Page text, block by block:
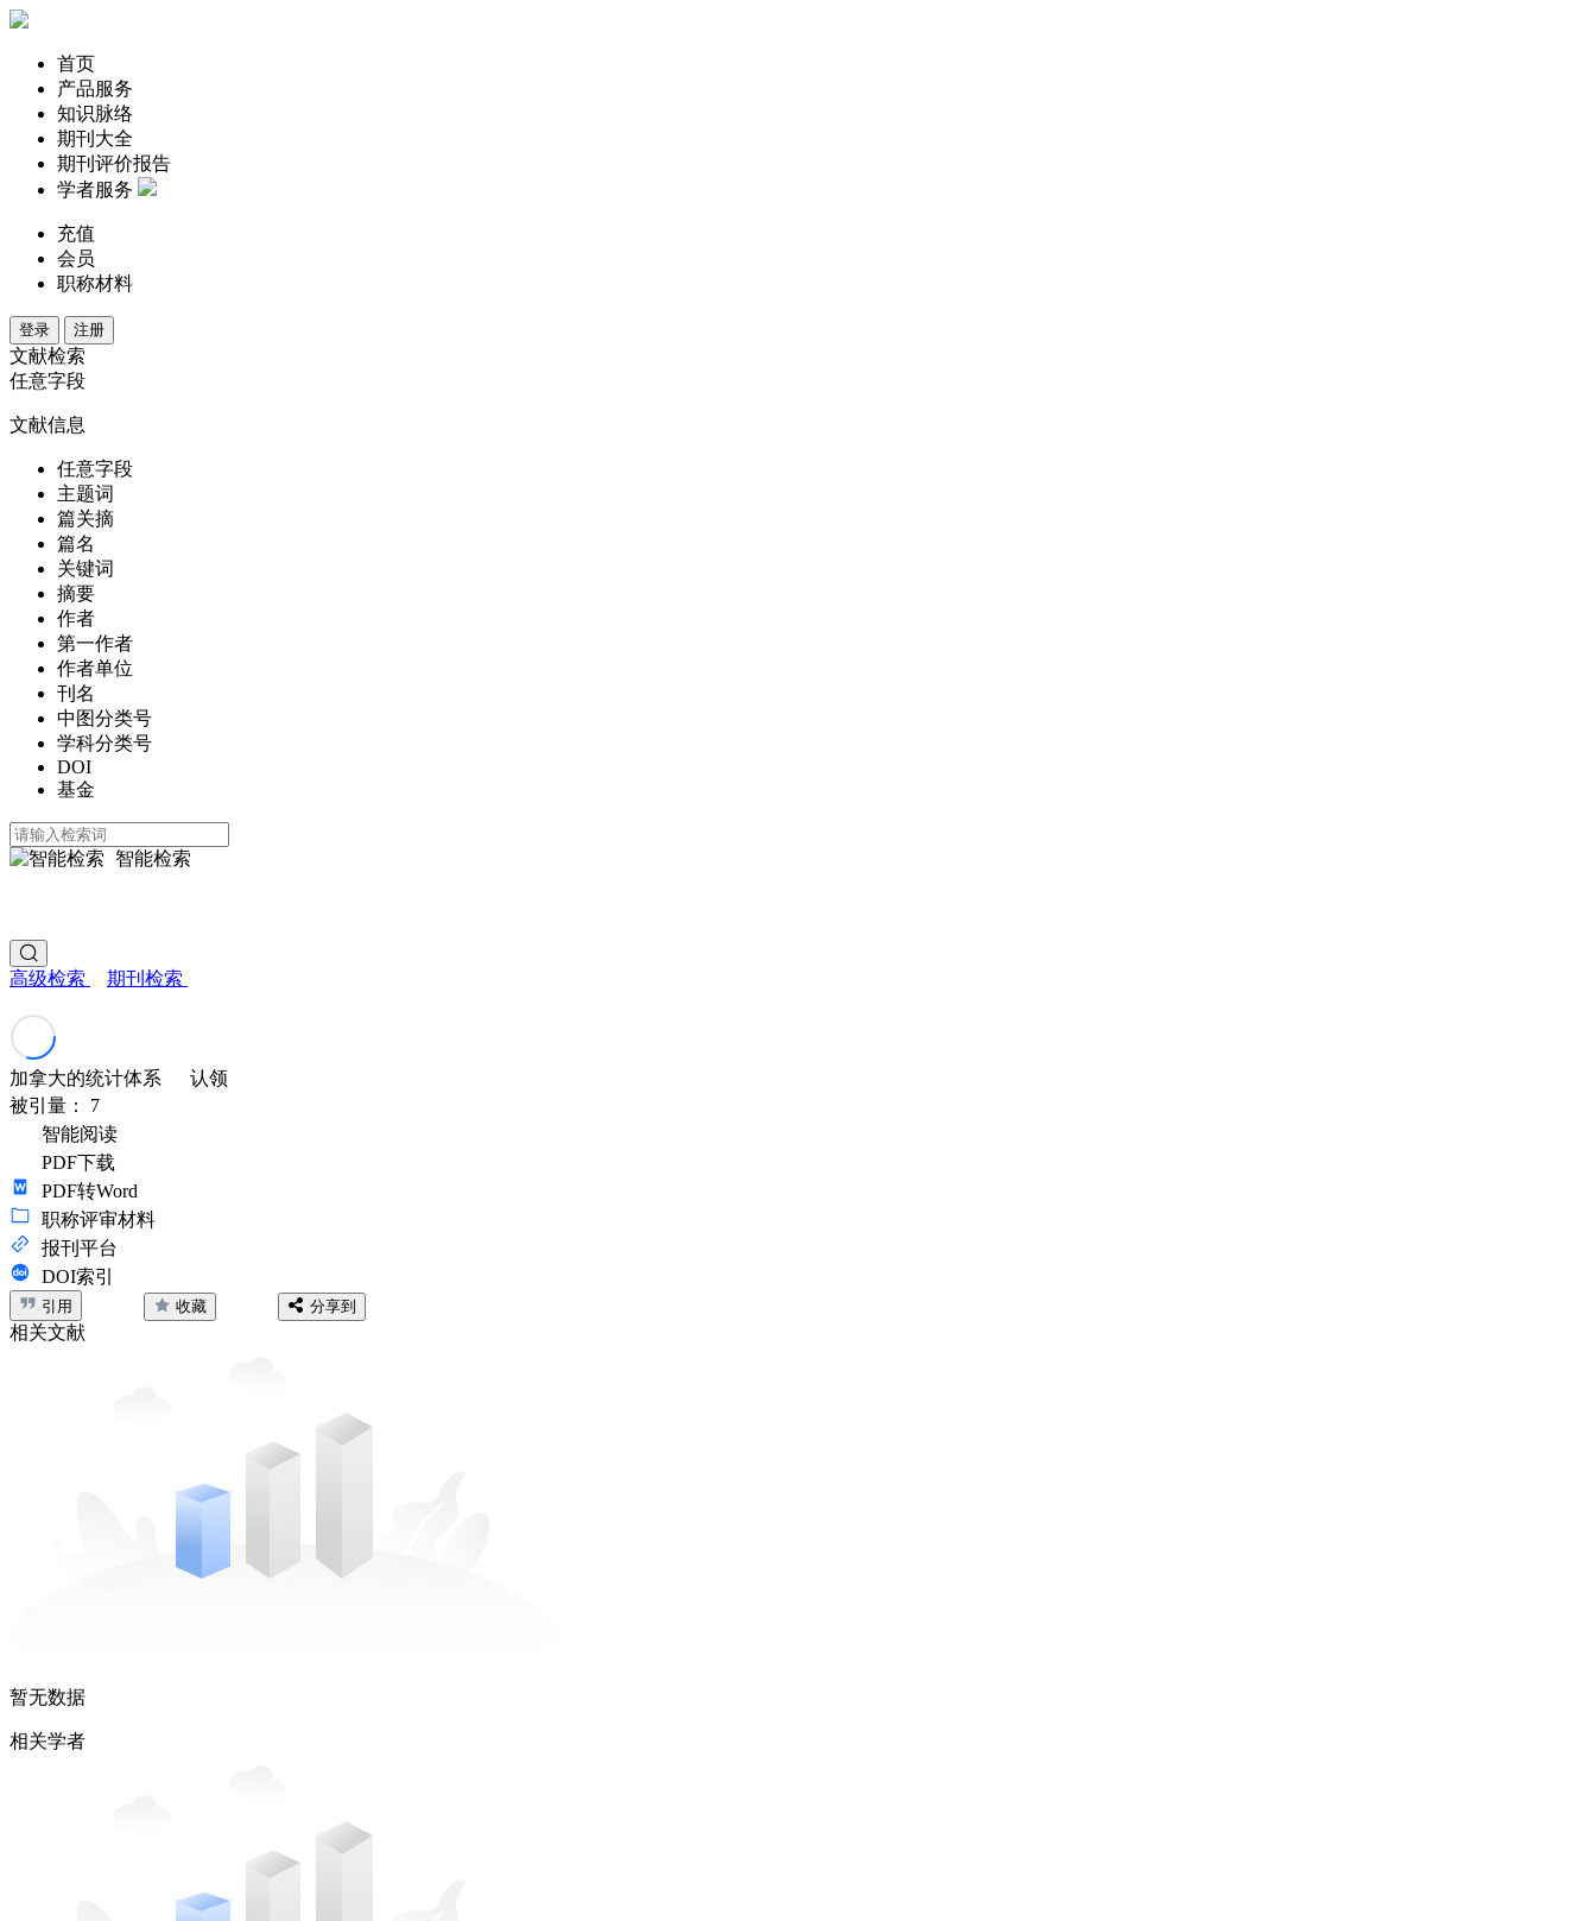
首页
产品服务
知识脉络
期刊大全
期刊评价报告
学者服务
充值
会员
职称材料
登录 注册
文献检索
任意字段
文献信息
任意字段
主题词
篇关摘
篇名
关键词
摘要
作者
第一作者
作者单位
刊名
中图分类号
学科分类号
DOI
基金
智能检索
高级检索 期刊检索
加拿大的统计体系
认领
被引量： 7
智能阅读
PDF下载
PDF转Word
职称评审材料
报刊平台
DOI索引
引用 收藏 分享到
相关文献
暂无数据
相关学者